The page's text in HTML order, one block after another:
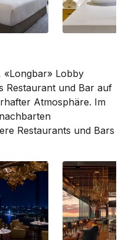
«Longbar» Lobby
Restaurant und Bar auf
Atmosphäre. Im
Restaurants und Bars